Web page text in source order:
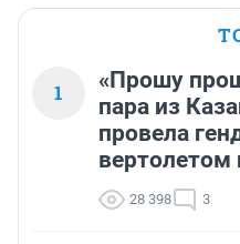
1
«Прошу
пара из
провела
вертолетом
28 398 3